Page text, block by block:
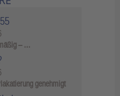
– …
genehmigt